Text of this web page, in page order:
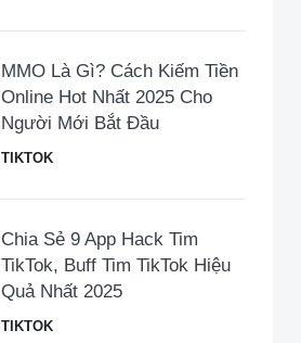
MMO Là Gì? Cách Kiếm Tiền
Online Hot Nhất 2025 Cho
Người Mới Bắt Đầu
TIKTOK
Chia Sẻ 9 App Hack Tim
TikTok, Buff Tim TikTok Hiệu
Quả Nhất 2025
TIKTOK